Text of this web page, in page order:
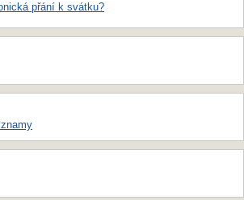
přání k svátku?